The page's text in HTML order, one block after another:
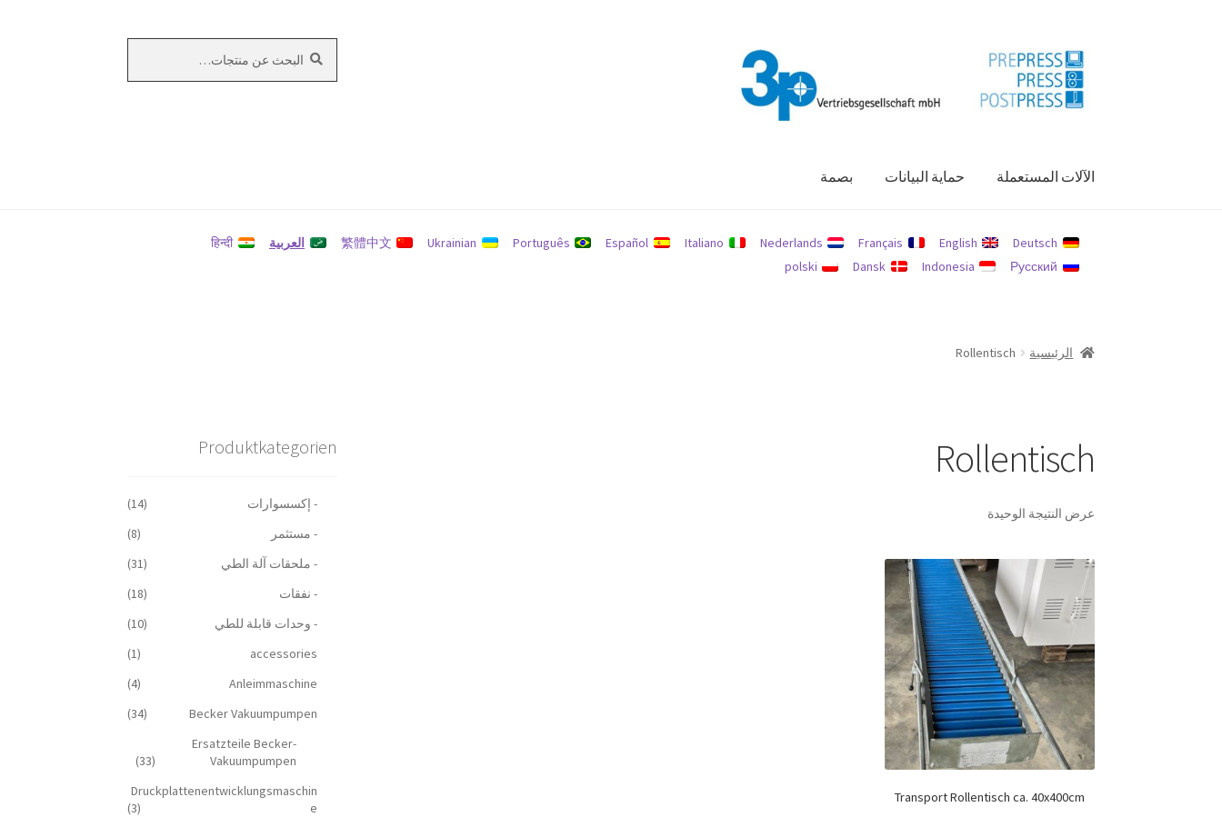
Skip
to
navigation
Skip
to
content
عن:
الآلات المستعملة حماية البيانات بصمة
Deutsch
English
Français
Nederlands
Italiano
Español
Português
Ukrainian
繁體中文 العربية
हिन्दी
Русский
Indonesia
Dansk
polski
الرئيسية Rollentisch
Rollentisch
عرض النتيجة الوحيدة
Transport Rollentisch ca. 40x400cm
Produktkategorien
- إكسسوارات
(14)
- مستثمر
(8)
- ملحقات آلة الطي
(31)
- نفقات
(18)
- وحدات قابلة للطي
(10)
accessories
(1)
Anleimmaschine
(4)
Becker Vakuumpumpen
(34)
Ersatzteile Becker-
Vakuumpumpen
(33)
Druckplattenentwicklungsmaschin
e
(3)